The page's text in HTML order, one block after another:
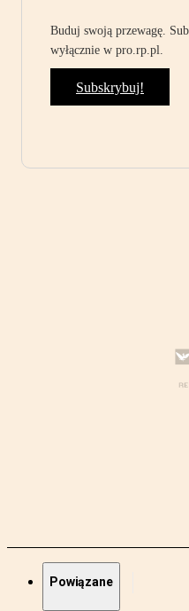
Buduj swoją przewagę.
wyłącznie w pro.rp.pl.
Subskrybuj!
Powiązane